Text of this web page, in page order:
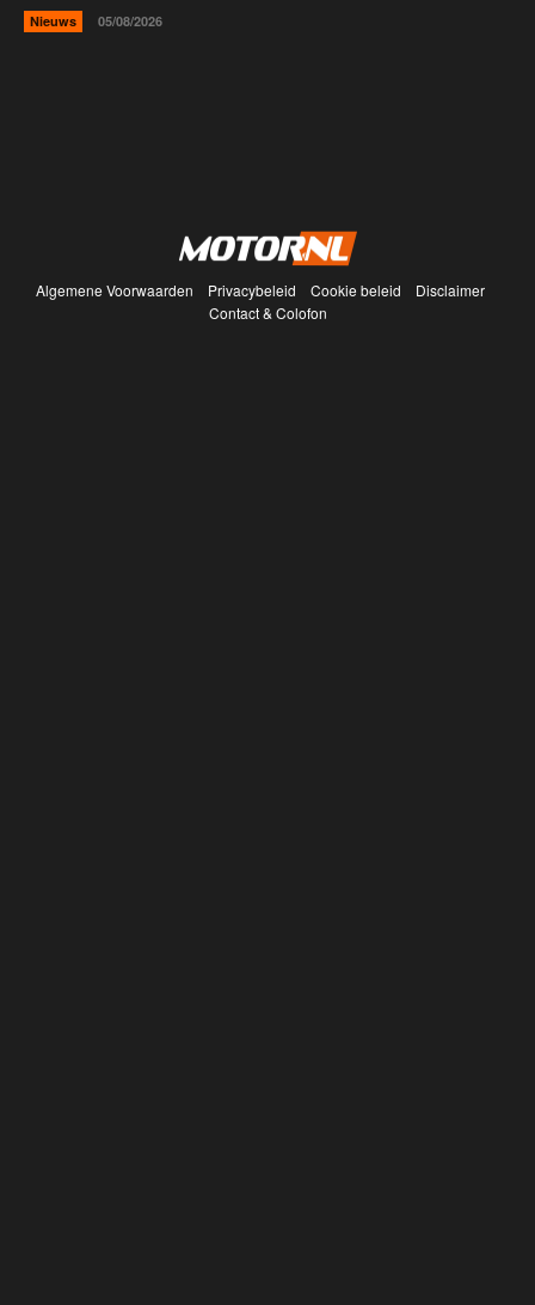
Nieuws 05/08/2026
Algemene Voorwaarden Privacybeleid Cookie beleid
Disclaimer
Contact & Colofon